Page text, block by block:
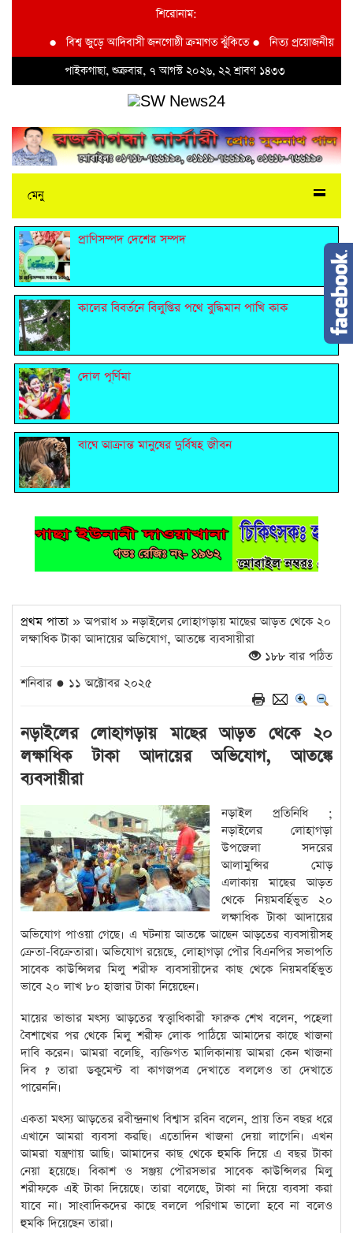
শিরোনাম:
বিশ্ব জুড়ে আদিবাসী জনগোষ্ঠী ক্রমাগত ঝুঁকিতে●নিত্য প্রয়োজনীয়
পাইকগাছা, শুক্রবার, ৭ আগস্ট ২০২৬, ২২ শ্রাবণ ১৪৩৩
মেনু
প্রাণিসম্পদ দেশের সম্পদ
কালের বিবর্তনে বিলুপ্তির পথে বুদ্ধিমান পাখি কাক
দোল পূর্ণিমা
বাঘে আক্রান্ত মানুষের দুর্বিষহ জীবন
প্রথম পাতা » অপরাধ » নড়াইলের লোহাগড়ায় মাছের আড়ত থেকে ২০
লক্ষাধিক টাকা আদায়ের অভিযোগ, আতঙ্কে ব্যবসায়ীরা
১৮৮ বার পঠিত
শনিবার ● ১১ অক্টোবর ২০২৫
নড়াইলের লোহাগড়ায় মাছের আড়ত থেকে ২০
লক্ষাধিক টাকা আদায়ের অভিযোগ, আতঙ্কে
ব্যবসায়ীরা
নড়াইল প্রতিনিধি ;
নড়াইলের লোহাগড়া
উপজেলা সদরের
আলামুন্সির মোড়
এলাকায় মাছের আড়ত
থেকে নিয়মবর্হিভুত ২০
লক্ষাধিক টাকা আদায়ের
অভিযোগ পাওয়া গেছে। এ ঘটনায় আতঙ্কে আছেন আড়তের ব্যবসায়ীসহ
ক্রেতা-বিক্রেতারা। অভিযোগ রয়েছে, লোহাগড়া পৌর বিএনপির সভাপতি
সাবেক কাউন্সিলর মিলু শরীফ ব্যবসায়ীদের কাছ থেকে নিয়মবর্হিভুত
ভাবে ২০ লাখ ৮০ হাজার টাকা নিয়েছেন।
মায়ের ভান্ডার মৎস্য আড়তের স্বত্ত্বাধিকারী ফারুক শেখ বলেন, পহেলা
বৈশাখের পর থেকে মিলু শরীফ লোক পাঠিয়ে আমাদের কাছে খাজনা
দাবি করেন। আমরা বলেছি, ব্যক্তিগত মালিকানায় আমরা কেন খাজনা
দিব ? তারা ডকুমেন্ট বা কাগজপত্র দেখাতে বললেও তা দেখাতে
পারেননি।
একতা মৎস্য আড়তের রবীন্দ্রনাথ বিশ্বাস রবিন বলেন, প্রায় তিন বছর ধরে
এখানে আমরা ব্যবসা করছি। এতোদিন খাজনা দেয়া লাগেনি। এখন
আমরা যন্ত্রণায় আছি। আমাদের কাছ থেকে হুমকি দিয়ে এ বছর টাকা
নেয়া হয়েছে। বিকাশ ও সঞ্জয় পৌরসভার সাবেক কাউন্সিলর মিলু
শরীফকে এই টাকা দিয়েছে। তারা বলেছে, টাকা না দিয়ে ব্যবসা করা
যাবে না। সাংবাদিকদের কাছে বললে পরিণাম ভালো হবে না বলেও
হুমকি দিয়েছেন তারা।